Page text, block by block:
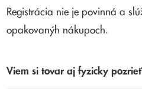
Registrácia nie je povinná a
opakovanýh nákupoch.
Viem si tovar aj fyzicky